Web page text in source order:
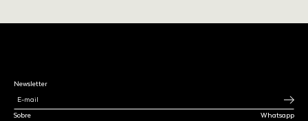
Sobre
Whatsapp
Newsletter